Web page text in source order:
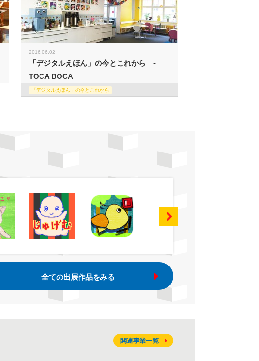
2016.06.02
「デジタルえほん」の今とこれから -
TOCA BOCA
「デジタルえほん」の今とこれから
全ての出展作品をみる
関連事業一覧